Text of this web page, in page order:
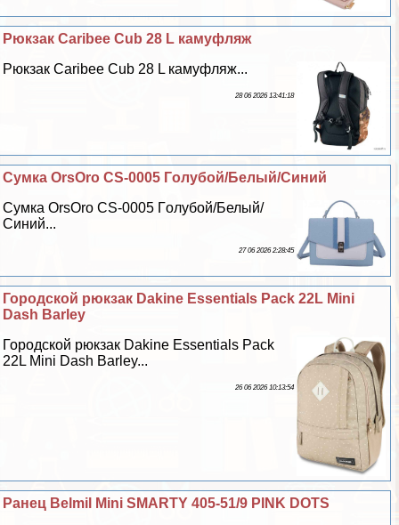
Рюкзак Caribee Cub 28 L камуфляж
Рюкзак Caribee Cub 28 L камуфляж...
28 06 2026 13:41:18
Сумка OrsOro CS-0005 Гoлyбой/Белый/Синий
Сумка OrsOro CS-0005 Гoлyбой/Белый/
Синий...
27 06 2026 2:28:45
Городской рюкзак Dakine Essentials Pack 22L Mini
Dash Barley
Городской рюкзак Dakine Essentials Pack
22L Mini Dash Barley...
26 06 2026 10:13:54
Ранец Belmil Mini SMARTY 405-51/9 PINK DOTS